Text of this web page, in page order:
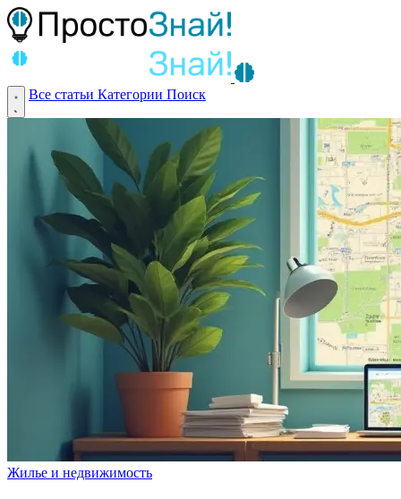
Все статьи Категории Поиск
Жилье и недвижимость